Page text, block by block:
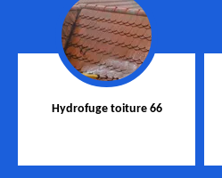
Hydrofuge toiture 66